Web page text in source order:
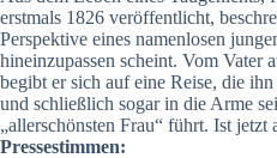
erstmals 1826 veröffentlicht,
Perspektive eines namenlosen
hineinzupassen scheint. Vom Vater
begibt er sich auf eine Reise, die
und schließlich sogar in die Arme
„allerschönsten Frau“ führt. Ist
Pressestimmen: